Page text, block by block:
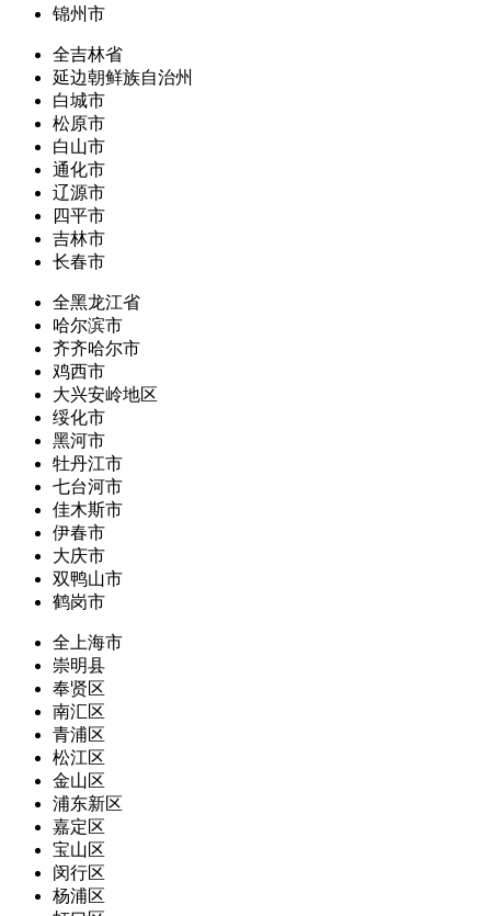
锦州市
全吉林省
延边朝鲜族自治州
白城市
松原市
白山市
通化市
辽源市
四平市
吉林市
长春市
全黑龙江省
哈尔滨市
齐齐哈尔市
鸡西市
大兴安岭地区
绥化市
黑河市
牡丹江市
七台河市
佳木斯市
伊春市
大庆市
双鸭山市
鹤岗市
全上海市
崇明县
奉贤区
南汇区
青浦区
松江区
金山区
浦东新区
嘉定区
宝山区
闵行区
杨浦区